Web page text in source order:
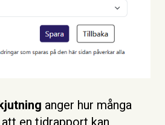
anger hur många
en tidrapport kan